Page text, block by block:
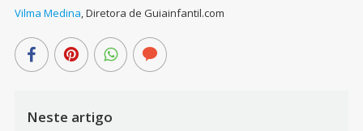
Vilma Medina,Diretora de Guiainfantil.com
Neste artigo